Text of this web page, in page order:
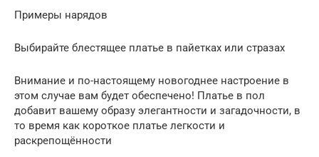
Примеры нарядов
Выбирайте блестящее платье в пайетках или стразах
Внимание и по-настоящему новогоднее настроение в
этом случае вам будет обеспечено! Платье в пол
добавит вашему образу элегантности и загадочности, в
то время как короткое платье легкости и
раскрепощённости